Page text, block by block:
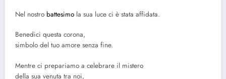
Nel nostro battesimo la sua luce ci è stata affidata.
Benedici questa corona,
simbolo del tuo amore senza fine.
Mentre ci prepariamo a celebrare il mistero
della sua venuta tra noi,